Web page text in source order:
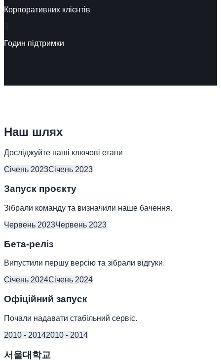
Корпоративних клієнтів
0
Годин підтримки
Наш шлях
Досліджуйте наші ключові етапи
Січень 2023Січень 2023
Запуск проєкту
Зібрали команду та визначили наше бачення.
Червень 2023Червень 2023
Бета-реліз
Випустили першу версію та зібрали відгуки.
Січень 2024Січень 2024
Офіційний запуск
Почали надавати стабільний сервіс.
2010 - 20142010 - 2014
서울대학교